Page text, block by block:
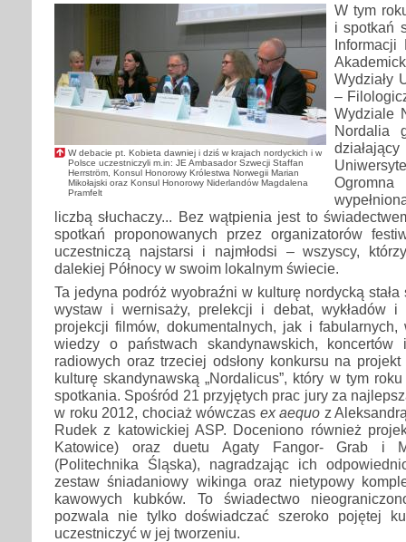
W debacie pt. Kobieta dawniej i dziś w krajach nordyckich i w
Polsce uczestniczyli m.in: JE Ambasador Szwecji Staffan
Herrström, Konsul Honorowy Królestwa Norwegii Marian
Mikołajski oraz Konsul Honorowy Niderlandów Magdalena
Pramfelt
W tym
i spotkań
Wydziały
–
Wydziale
Nordalia
liczbą słuchaczy... Bez wątpienia jest to
spotkań proponowanych przez organizatorów
uczestniczą najstarsi i najmłodsi – wszyscy,
dalekiej Północy w swoim lokalnym świecie.
Ta jedyna podróż wyobraźni w kulturę nordycką
wystaw i wernisaży, prelekcji i debat, wykładów i
projekcji filmów, dokumentalnych, jak i
wiedzy o państwach skandynawskich, koncertów
radiowych oraz trzeciej odsłony konkursu na
kulturę skandynawską „Nordalicus”, który w tym
spotkania. Spośród 21 przyjętych prac jury za
w roku 2012, chociaż wówczas ex aequo z
Rudek z katowickiej ASP. Doceniono również
Katowice) oraz duetu Agaty Fangor- Grab i
(Politechnika Śląska), nagradzając ich
zestaw śniadaniowy wikinga oraz nietypowy
kawowych kubków. To świadectwo
pozwala nie tylko doświadczać szeroko pojętej
uczestniczyć w jej tworzeniu.